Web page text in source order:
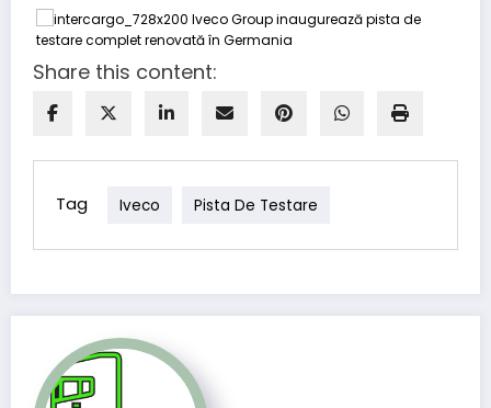
Share this content:
Tag Iveco Pista De Testare